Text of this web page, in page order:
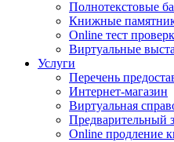
Полнотекстовые
Книжные
Online тест
Виртуальные
Услуги
Перечень
Интернет-магазин
Виртуальная
Предварительный
Online продление